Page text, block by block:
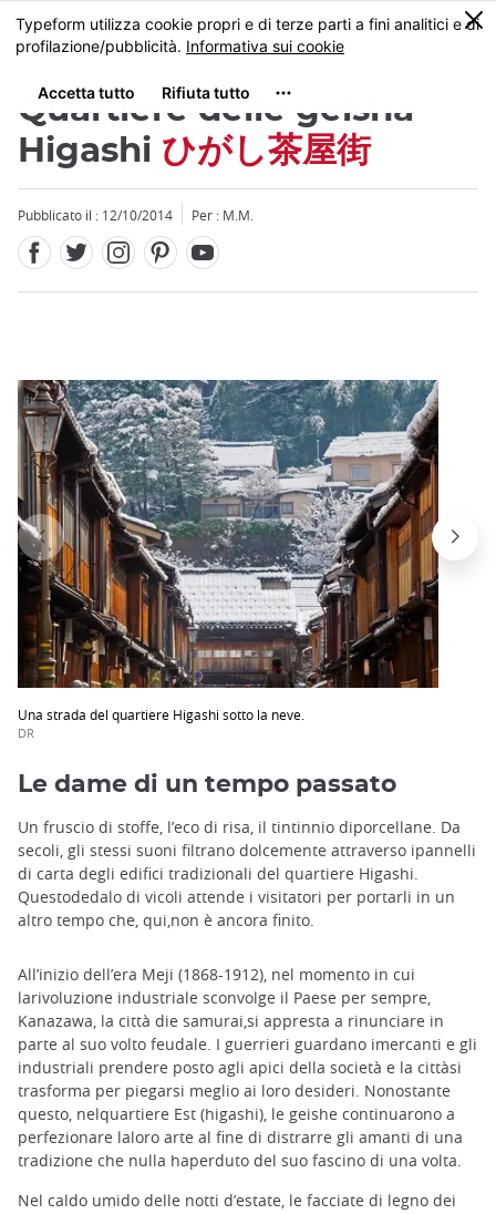
Skip
to
content
MENU
0
Quartiere delle geisha
Higashi ひがし茶屋街
Pubblicato il : 12/10/2014 Per : M.M.
Una strada del quartiere Higashi sotto la neve.
DR
Close
Le dame di un tempo passato
Un fruscio di stoffe, l’eco di risa, il tintinnio diporcellane. Da
secoli, gli stessi suoni filtrano dolcemente attraverso ipannelli
di carta degli edifici tradizionali del quartiere Higashi.
Questodedalo di vicoli attende i visitatori per portarli in un
altro tempo che, qui,non è ancora finito.
All’inizio dell’era Meji (1868-1912), nel momento in cui
larivoluzione industriale sconvolge il Paese per sempre,
Kanazawa, la città die samurai,si appresta a rinunciare in
parte al suo volto feudale. I guerrieri guardano imercanti e gli
industriali prendere posto agli apici della società e la cittàsi
trasforma per piegarsi meglio ai loro desideri. Nonostante
questo, nelquartiere Est (higashi), le geishe continuarono a
perfezionare laloro arte al fine di distrarre gli amanti di una
tradizione che nulla haperduto del suo fascino di una volta.
Nel caldo umido delle notti d’estate, le facciate di legno dei